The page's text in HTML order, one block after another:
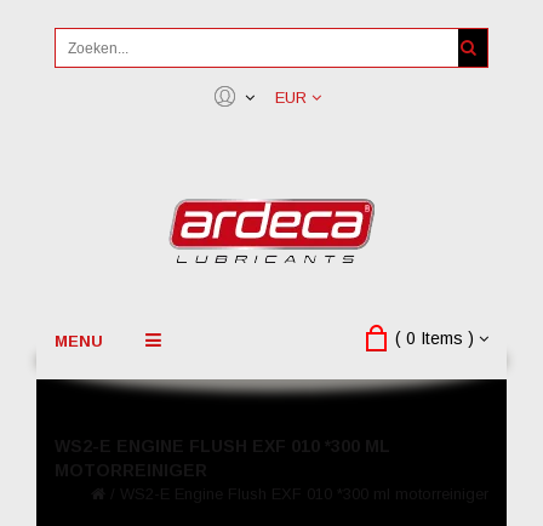
EUR
MENU ( 0 Items )